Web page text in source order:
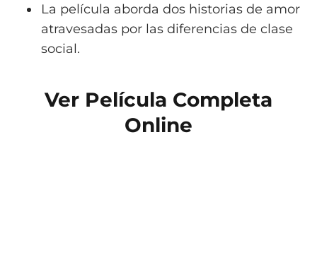
La película aborda dos historias de amor
atravesadas por las diferencias de clase
social.
Ver Película Completa
Online